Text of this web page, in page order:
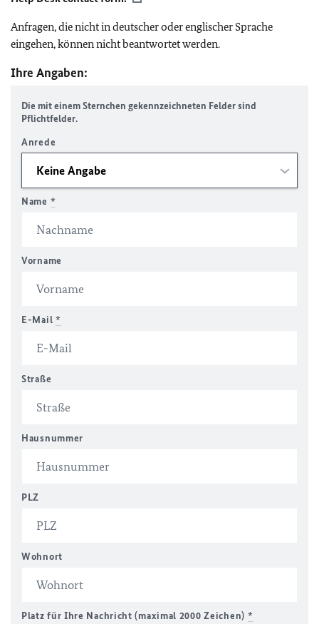
Anfragen, die nicht in deutscher oder englischer Sprache
eingehen, können nicht beantwortet werden.
Ihre Angaben:
Die mit einem Sternchen gekennzeichneten Felder sind
Pflichtfelder.
Anrede
Name *
Vorname
E-Mail *
Straße
Hausnummer
PLZ
Wohnort
Platz für Ihre Nachricht (maximal 2000 Zeichen) *